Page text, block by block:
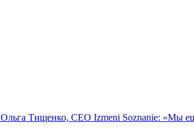
Ольга Тищенко, CEO Izmeni Soznanie: «Мы